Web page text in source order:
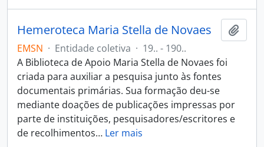
Hemeroteca Maria Stella de Novaes
EMSN · Entidade coletiva · 19.. - 190..
A Biblioteca de Apoio Maria Stella de Novaes foi
criada para auxiliar a pesquisa junto às fontes
documentais primárias. Sua formação deu-se
mediante doações de publicações impressas por
parte de instituições, pesquisadores/escritores e
de recolhimentos… Ler mais